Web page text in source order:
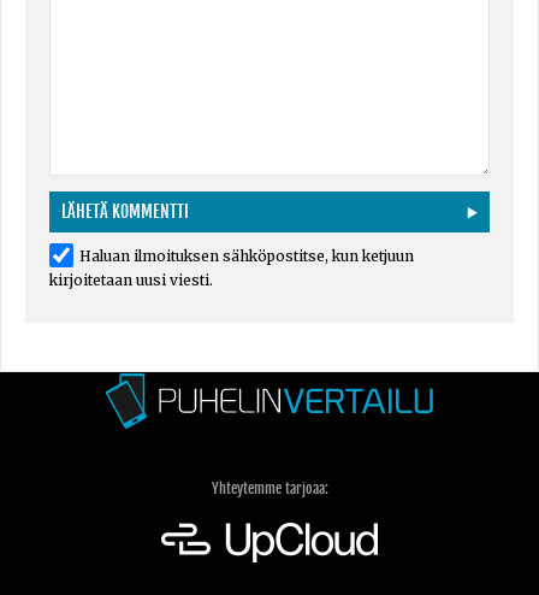
Haluan ilmoituksen sähköpostitse, kun ketjuun
kirjoitetaan uusi viesti.
Yhteytemme tarjoaa: